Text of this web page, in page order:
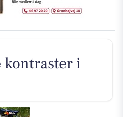
kontraster i